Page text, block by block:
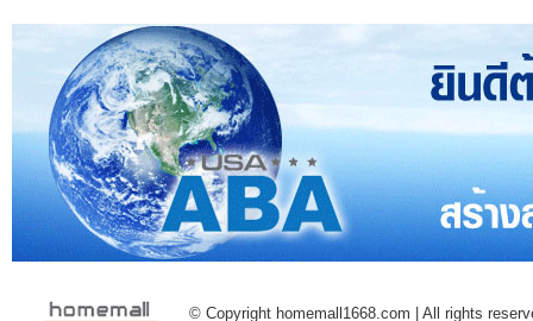
© Copyright homemall1668.com | All rights